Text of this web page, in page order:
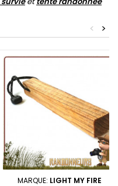
>
<
MARQUE: LIGHT MY FIRE